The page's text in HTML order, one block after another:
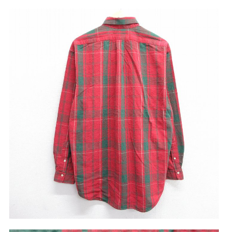
W33,W34 W35,W36
W37以上
Search by Maniacマニアックから探す
バンド
Tシャツ
アニメ
Tシャツ
映画
Tシャツ
USA製
ボロ ミリタリー
すべてのマニアックを見る